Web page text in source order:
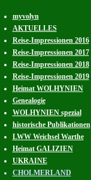
myvolyn
AKTUELLES
Reise-Impressionen 2016
Reise-Impressionen 2017
Reise-Impressionen 2018
Reise-Impressionen 2019
Heimat WOLHYNIEN
Genealogie
WOLHYNIEN spezial
historische Publikationen
LWW Weichsel Warthe
Heimat GALIZIEN
UKRAINE
CHOLMERLAND